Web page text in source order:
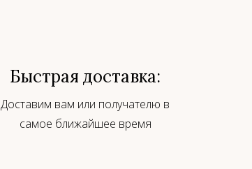
Быстрая доставка:
Доставим вам или получателю в
самое ближайшее время